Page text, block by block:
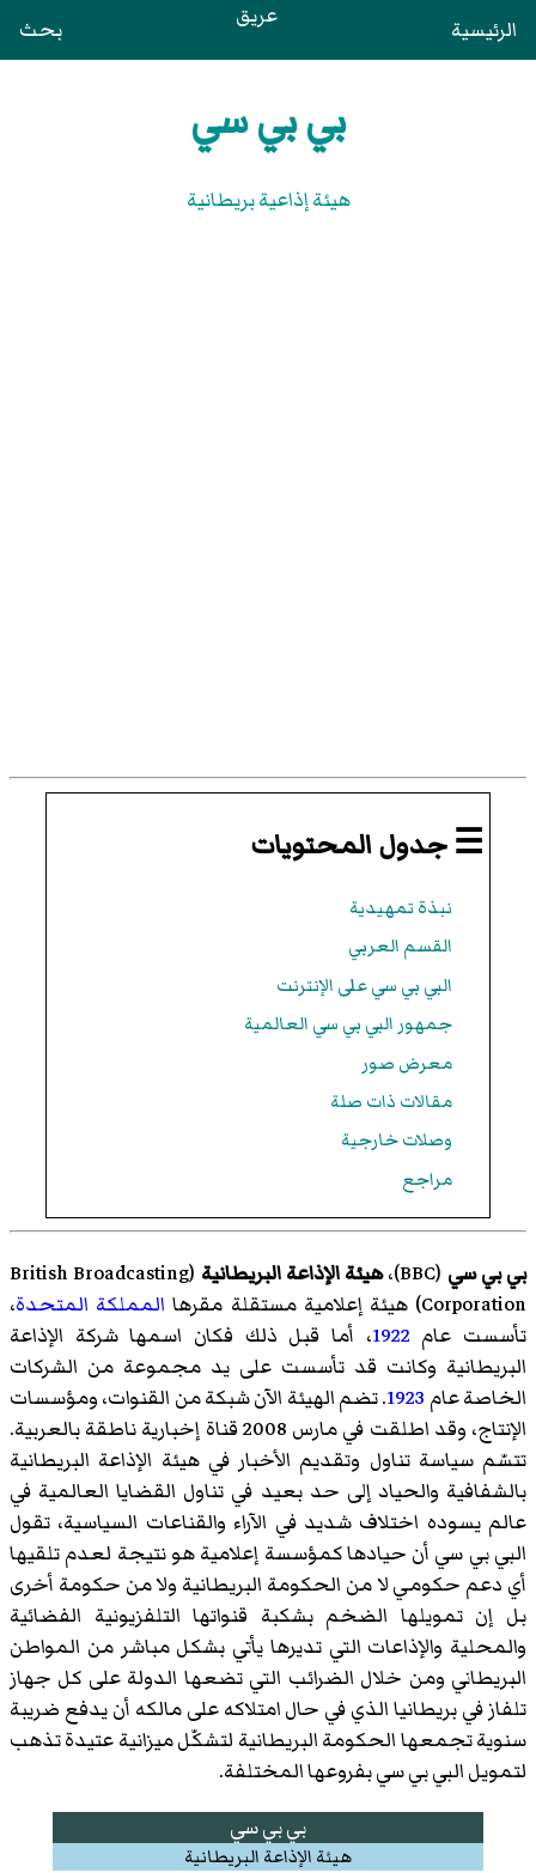
الرئيسية عريق بحث
بي بي سي
هيئة إذاعية بريطانية
☰ جدول المحتويات
نبذة تمهيدية
القسم العربي
البي بي سي على الإنترنت
جمهور البي بي سي العالمية
معرض صور
مقالات ذات صلة
وصلات خارجية
مراجع
بي بي سي (
BBC)‏،هيئة الإذاعة البريطانية (
British Broadcasting
Corporation)‏ هيئة إعلامية مستقلة مقرها المملكة المتحدة،
تأسست عام 1922، أما قبل ذلك فكان اسمها شركة الإذاعة
البريطانية وكانت قد تأسست على يد مجموعة من الشركات
الخاصة عام 1923. تضم الهيئة الآن شبكة من القنوات، ومؤسسات
الإنتاج، وقد اطلقت في مارس 2008 قناة إخبارية ناطقة بالعربية.
تتسّم سياسة تناول وتقديم الأخبار في هيئة الإذاعة البريطانية
بالشفافية والحياد إلى حد بعيد في تناول القضايا العالمية في
عالم يسوده اختلاف شديد في الآراء والقناعات السياسية، تقول
البي بي سي أن حيادها كمؤسسة إعلامية هو نتيجة لعدم تلقيها
أي دعم حكومي لا من الحكومة البريطانية ولا من حكومة أخرى
بل إن تمويلها الضخم بشكبة قنواتها التلفزيونية الفضائية
والمحلية والإذاعات التي تديرها يأتي بشكل مباشر من المواطن
البريطاني ومن خلال الضرائب التي تضعها الدولة على كل جهاز
تلفاز في بريطانيا الذي في حال امتلاكه على مالكه أن يدفع ضريبة
سنوية تجمعها الحكومة البريطانية لتشكّل ميزانية عتيدة تذهب
لتمويل البي بي سي بفروعها المختلفة.
بي بي سي
هيئة الإذاعة البريطانية